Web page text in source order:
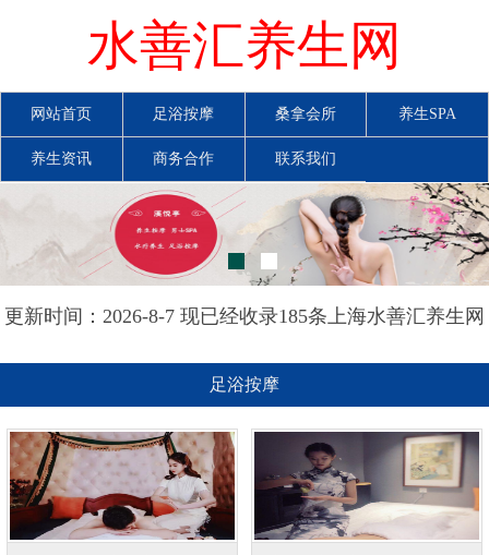
水善汇养生网
网站首页 足浴按摩 桑拿会所 养生SPA
养生资讯 商务合作 联系我们
更新时间：2026-8-7 现已经收录185条上海水善汇养生网
足浴按摩